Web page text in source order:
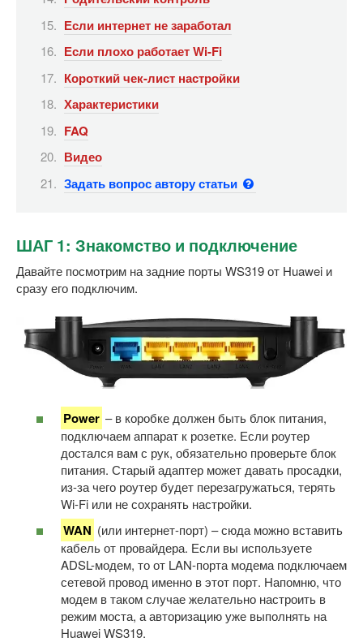
Если интернет не заработал
Если плохо работает Wi-Fi
Короткий чек-лист настройки
Характеристики
FAQ
Видео
Задать вопрос автору статьи
ШАГ 1: Знакомство и подключение
Давайте посмотрим на задние порты WS319 от Huawei и
сразу его подключим.
Power – в коробке должен быть блок питания,
подключаем аппарат к розетке. Если роутер
достался вам с рук, обязательно проверьте блок
питания. Старый адаптер может давать просадки,
из-за чего роутер будет перезагружаться, терять
Wi-Fi или не сохранять настройки.
WAN (или интернет-порт) – сюда можно вставить
кабель от провайдера. Если вы используете
ADSL-модем, то от LAN-порта модема подключаем
сетевой провод именно в этот порт. Напомню, что
модем в таком случае желательно настроить в
режим моста, а авторизацию уже выполнять на
Huawei WS319.